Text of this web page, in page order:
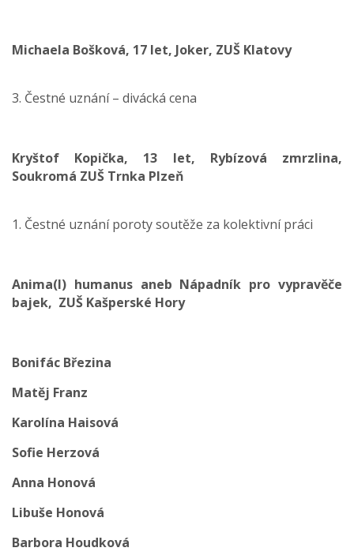
Michaela Bošková, 17 let, Joker, ZUŠ Klatovy
3. Čestné uznání – divácká cena
Kryštof Kopička, 13 let, Rybízová zmrzlina,
Soukromá ZUŠ Trnka Plzeň
1. Čestné uznání poroty soutěže za kolektivní práci
Anima(l) humanus aneb Nápadník pro vypravěče
bajek, ZUŠ Kašperské Hory
Bonifác Březina
Matěj Franz
Karolína Haisová
Sofie Herzová
Anna Honová
Libuše Honová
Barbora Houdková